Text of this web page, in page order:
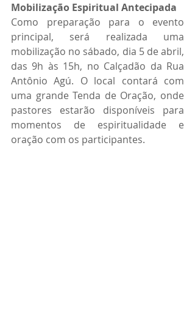
Mobilização Espiritual Antecipada
Como preparação para o evento
principal, será realizada uma
mobilização no sábado, dia 5 de abril,
das 9h às 15h, no Calçadão da Rua
Antônio Agú. O local contará com
uma grande Tenda de Oração, onde
pastores estarão disponíveis para
momentos de espiritualidade e
oração com os participantes.